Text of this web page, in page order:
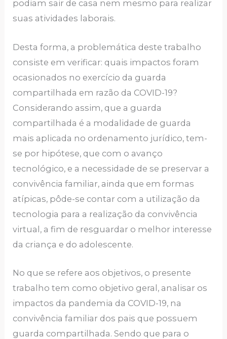
podiam sair de casa nem mesmo para realizar
suas atividades laborais.
Desta forma, a problemática deste trabalho
consiste em verificar: quais impactos foram
ocasionados no exercício da guarda
compartilhada em razão da COVID-19?
Considerando assim, que a guarda
compartilhada é a modalidade de guarda
mais aplicada no ordenamento jurídico, tem-
se por hipótese, que com o avanço
tecnológico, e a necessidade de se preservar a
convivência familiar, ainda que em formas
atípicas, pôde-se contar com a utilização da
tecnologia para a realização da convivência
virtual, a fim de resguardar o melhor interesse
da criança e do adolescente.
No que se refere aos objetivos, o presente
trabalho tem como objetivo geral, analisar os
impactos da pandemia da COVID-19, na
convivência familiar dos pais que possuem
guarda compartilhada. Sendo que para o